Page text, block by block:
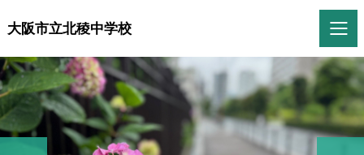
大阪市立北稜中学校